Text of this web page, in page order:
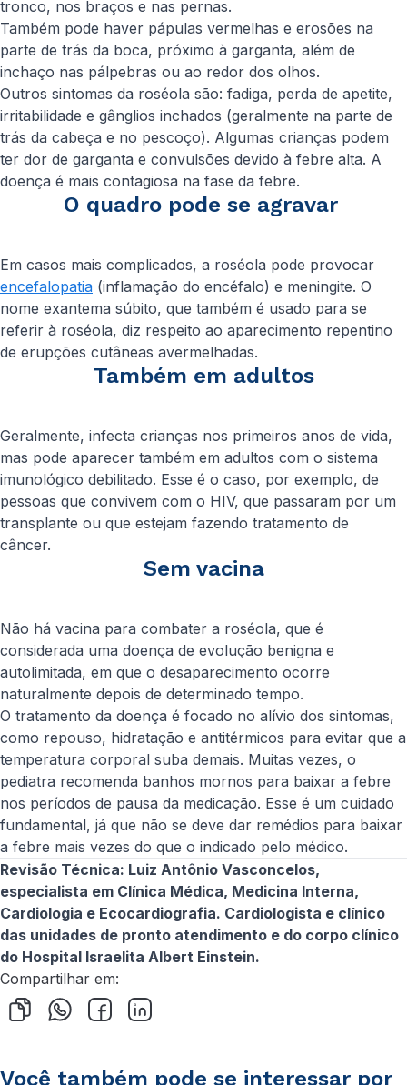
tronco, nos braços e nas pernas.
Também pode haver pápulas vermelhas e erosões na
parte de trás da boca, próximo à garganta, além de
inchaço nas pálpebras ou ao redor dos olhos.
Outros sintomas da roséola são: fadiga, perda de apetite,
irritabilidade e gânglios inchados (geralmente na parte de
trás da cabeça e no pescoço). Algumas crianças podem
ter dor de garganta e convulsões devido à febre alta. A
doença é mais contagiosa na fase da febre.
O quadro pode se agravar
Em casos mais complicados, a roséola pode provocar
encefalopatia (inflamação do encéfalo) e meningite. O
nome exantema súbito, que também é usado para se
referir à roséola, diz respeito ao aparecimento repentino
de erupções cutâneas avermelhadas.
Também em adultos
Geralmente, infecta crianças nos primeiros anos de vida,
mas pode aparecer também em adultos com o sistema
imunológico debilitado. Esse é o caso, por exemplo, de
pessoas que convivem com o HIV, que passaram por um
transplante ou que estejam fazendo tratamento de
câncer.
Sem vacina
Não há vacina para combater a roséola, que é
considerada uma doença de evolução benigna e
autolimitada, em que o desaparecimento ocorre
naturalmente depois de determinado tempo.
O tratamento da doença é focado no alívio dos sintomas,
como repouso, hidratação e antitérmicos para evitar que a
temperatura corporal suba demais. Muitas vezes, o
pediatra recomenda banhos mornos para baixar a febre
nos períodos de pausa da medicação. Esse é um cuidado
fundamental, já que não se deve dar remédios para baixar
a febre mais vezes do que o indicado pelo médico.
Revisão Técnica: Luiz Antônio Vasconcelos,
especialista em Clínica Médica, Medicina Interna,
Cardiologia e Ecocardiografia. Cardiologista e clínico
das unidades de pronto atendimento e do corpo clínico
do Hospital Israelita Albert Einstein.
Compartilhar em:
Você também pode se interessar por